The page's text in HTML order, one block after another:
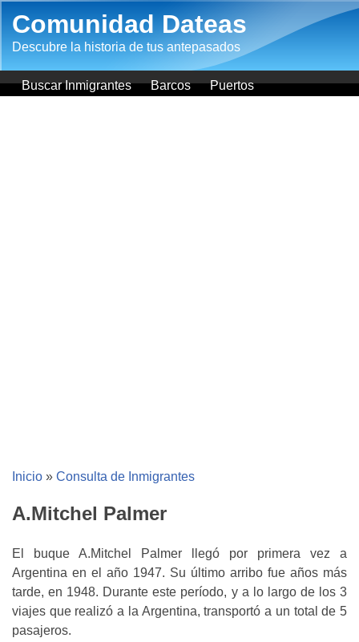
Comunidad Dateas
Descubre la historia de tus antepasados
Buscar Inmigrantes Barcos Puertos
Inicio » Consulta de Inmigrantes
A.Mitchel Palmer
El buque A.Mitchel Palmer llegó por primera vez a
Argentina en el año 1947. Su último arribo fue años más
tarde, en 1948. Durante este período, y a lo largo de los 3
viajes que realizó a la Argentina, transportó a un total de 5
pasajeros.